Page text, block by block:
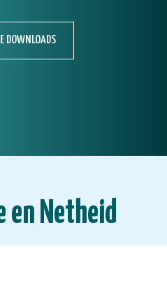
DOWNLOADS
en Netheid